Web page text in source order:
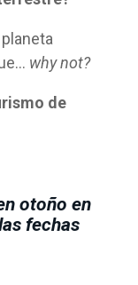
why not?
de
otoño en
fechas